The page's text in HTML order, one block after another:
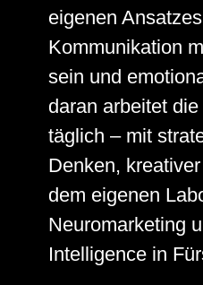
eigenen
Kommunikation
sein und
daran arbeitet
täglich – mit
Denken,
dem eigenen
Neuromarketing
Intelligence in